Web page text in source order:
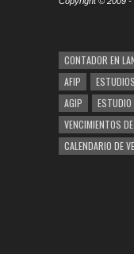
CONTADOR EN
AFIP
AGIP
VENCIMIENTOS
CALENDARIO DE